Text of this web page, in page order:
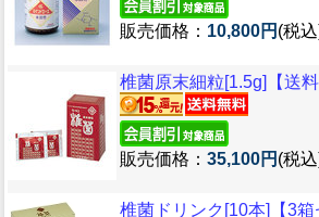
販売価格： 10,800円 (税
椎菌原末細粒[1.5g]【送料
販売価格： 35,100円 (税
椎菌ドリンク[10本]【3